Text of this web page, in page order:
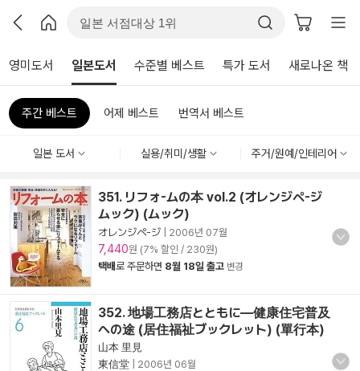
영미도서 일본도서 수준별 베스트 특가 도서 새로나온 책
주간 베스트 어제 베스트 번역서 베스트
일본 도서 실용/취미/생활 주거/원예/인테리어
351. リフォ-ムの本 vol.2 (オレンジペ-ジ
ムック) (ムック)
オレンジペ-ジ 2006년 07월
7,440원 (7% 할인 / 230원)
택배로 주문하면 8월 18일 출고 변경
352. 地場工務店とともに―健康住宅普及
への途 (居住福祉ブックレット) (單行本)
山本 里見
東信堂
2006년 06월